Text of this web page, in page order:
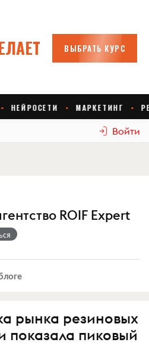
Войти
ROIF Expert
рынка резиновых
показала пиковый